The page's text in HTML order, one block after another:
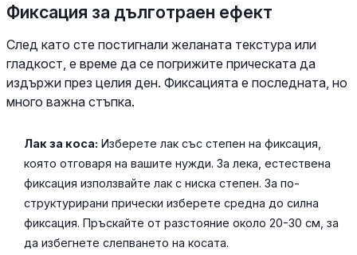
Фиксация за дълготраен ефект
След като сте постигнали желаната текстура или
гладкост, е време да се погрижите прическата да
издържи през целия ден. Фиксацията е последната, но
много важна стъпка.
Лак за коса: Изберете лак със степен на фиксация,
която отговаря на вашите нужди. За лека, естествена
фиксация използвайте лак с ниска степен. За по-
структурирани прически изберете средна до силна
фиксация. Пръскайте от разстояние около 20-30 см, за
да избегнете слепването на косата.